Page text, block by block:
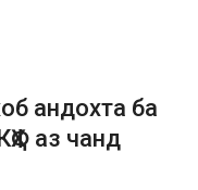
андохта ба
аз чанд